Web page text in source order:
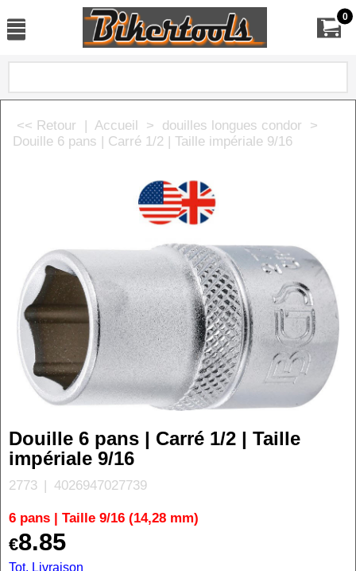
0
<< Retour | Accueil > douilles longues condor >
Douille 6 pans | Carré 1/2 | Taille impériale 9/16
Douille 6 pans | Carré 1/2 | Taille
impériale 9/16
2773 4026947027739
6 pans | Taille 9/16 (14,28 mm)
€8.85
Tot. Livraison